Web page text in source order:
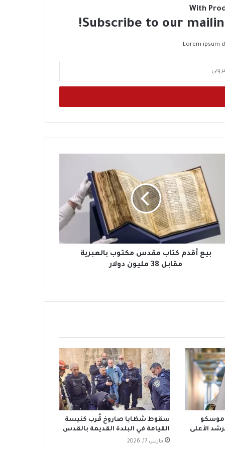
With
Subscribe to our
Lorem ipsum
بيع أقدم كتاب مقدس مكتوب بالعبرية
مقابل 38 مليون دولار
موسكو
الأعلى
سقوط شظايا صاروخ قُرب كنيسة
القيامة في البلدة القديمة بالقدس
مارس 17, 2026